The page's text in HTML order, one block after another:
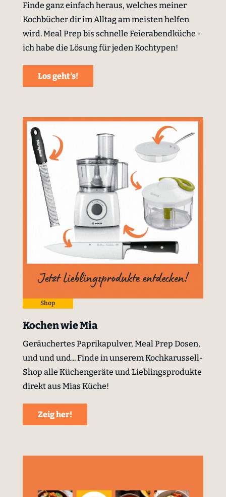
Finde ganz einfach heraus, welches meiner
Kochbücher dir im Alltag am meisten helfen
wird. Meal Prep bis schnelle Feierabendküche -
ich habe die Lösung für jeden Kochtypen!
Los geht's!
Shop
Kochen wie Mia
Geräuchertes Paprikapulver, Meal Prep Dosen,
und und und... Finde in unserem Kochkarussell-
Shop alle Küchengeräte und Lieblingsprodukte
direkt aus Mias Küche!
Zeig her!